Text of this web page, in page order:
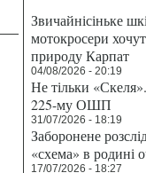
Звичайнісіньке
мотокросери
природу Карпат
04/08/2026 - 20:19
Не тільки
225-му ОШП
31/07/2026 - 18:19
Заборонене
«схема» в родині
17/07/2026 - 18:27